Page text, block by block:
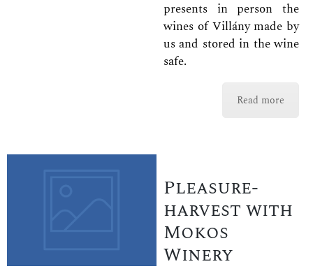
presents in person the
wines of Villány made by
us and stored in the wine
safe.
Read more
Pleasure-
harvest with
Mokos
Winery